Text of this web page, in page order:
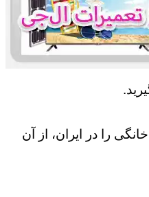
را در ایران، از آن